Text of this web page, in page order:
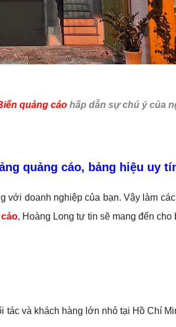
quảng cáo hấp dẫn sự chú ý của
quảng cáo, bảng hiệu uy
với doanh nghiệp của bạn. Vậy làm
, Hoàng Long tự tin sẽ mang đến
và khách hàng lớn nhỏ tại Hồ Chí